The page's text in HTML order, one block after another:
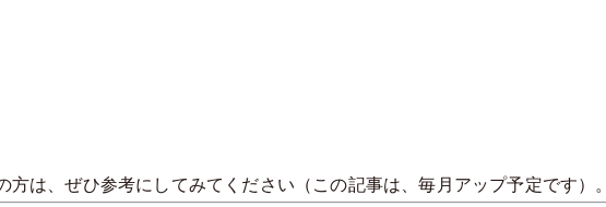
は、ぜひ参考にしてみてください（この記事は、毎月アップ予定です）。